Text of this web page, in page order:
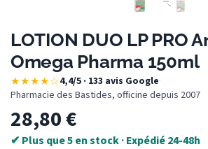
LOTION DUO LP PRO
Omega Pharma 150ml
★★★★☆4,4/5 · 133 avis Google·
Pharmacie des Bastides, officine depuis 2007
28,80€
✔ Plus que 5 en stock · Expédié 24-48h